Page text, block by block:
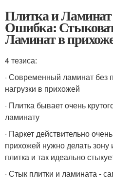
Плитка и
Ошибка:
Ламинат в
4 тезиса:
· Современный ламинат без
нагрузки в прихожей
· Плитка бывает очень
ламинату
· Паркет действительно
прихожей нужно делать зону
плитка и так идеально
· Стык плитки и ламината -